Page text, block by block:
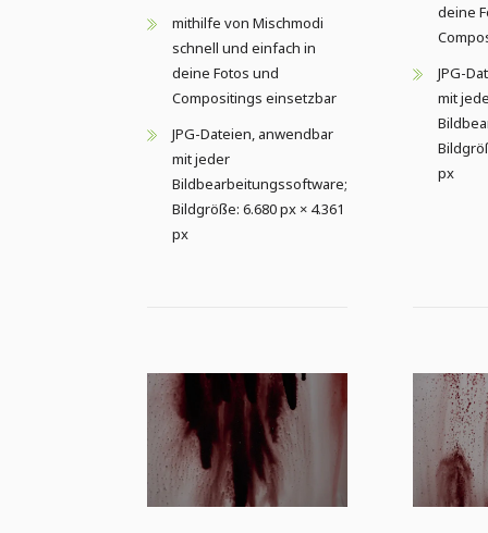
mithilfe von Mischmodi
schnell und einfach in
deine Fotos und
Compositings einsetzbar
JPG-Dateien, anwendbar
mit jeder
Bildbearbeitungssoftware;
Bildgröße: 6.680 px × 4.361
px
deine
JPG-
mit
px